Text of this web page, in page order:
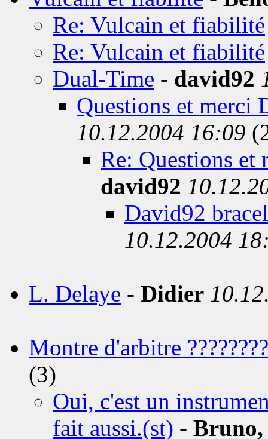
Re: Vulcain et fiabilité
Re: Vulcain et fiabilité
Dual-Time - david92
Questions et merci
10.12.2004 16:09
Re: Questions
david92
David92
10.12.2004
L. Delaye - Didier
Montre d'arbitre ????????
(3)
Oui, c'est un
fait aussi.(st) -